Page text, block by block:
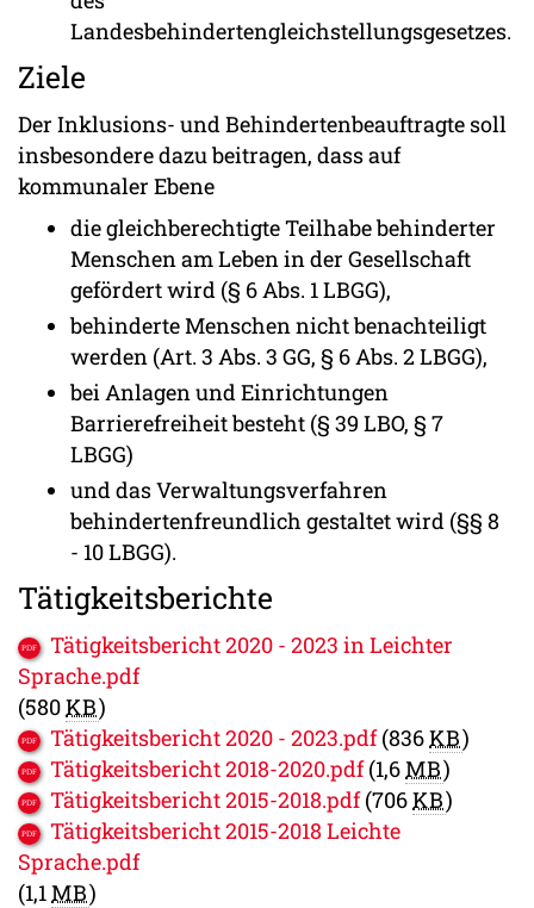
Landesbehindertengleichstellungsgesetzes.
Ziele
Der Inklusions- und Behindertenbeauftragte soll
insbesondere dazu beitragen, dass auf
kommunaler Ebene
die gleichberechtigte Teilhabe behinderter
Menschen am Leben in der Gesellschaft
gefördert wird (§ 6 Abs. 1 LBGG),
behinderte Menschen nicht benachteiligt
werden (Art. 3 Abs. 3 GG, § 6 Abs. 2 LBGG),
bei Anlagen und Einrichtungen
Barrierefreiheit besteht (§ 39 LBO, § 7
LBGG)
und das Verwaltungsverfahren
behindertenfreundlich gestaltet wird (§§ 8
- 10 LBGG).
Tätigkeitsberichte
Tätigkeitsbericht 2020 - 2023 in Leichter
Sprache.pdf
(580KB)
Tätigkeitsbericht 2020 - 2023.pdf (836KB)
Tätigkeitsbericht 2018-2020.pdf (1,6MB)
Tätigkeitsbericht 2015-2018.pdf (706KB)
Tätigkeitsbericht 2015-2018 Leichte
Sprache.pdf
(1,1MB)